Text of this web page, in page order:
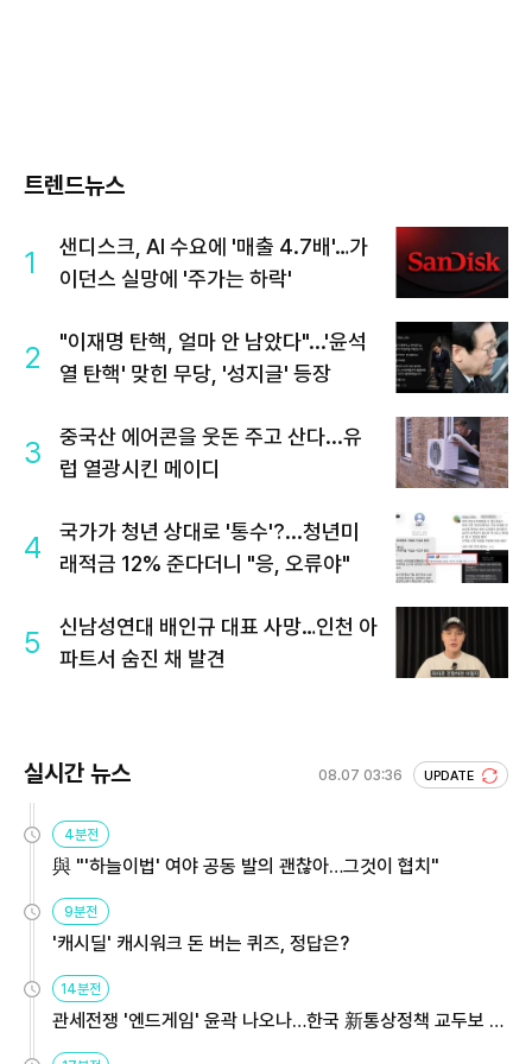
트렌드뉴스
1
샌디스크, AI 수요에 '매출 4.7배'…가
이던스 실망에 '주가는 하락'
2
"이재명 탄핵, 얼마 안 남았다"...'윤석
열 탄핵' 맞힌 무당, '성지글' 등장
3
중국산 에어콘을 웃돈 주고 산다...유
럽 열광시킨 메이디
4
국가가 청년 상대로 '통수'?...청년미
래적금 12% 준다더니 "응, 오류야"
5
신남성연대 배인규 대표 사망…인천 아
파트서 숨진 채 발견
실시간 뉴스 08.07 03:36 UPDATE
4분전
與 "'하늘이법' 여야 공동 발의 괜찮아…그것이 협치"
9분전
'캐시딜' 캐시워크 돈 버는 퀴즈, 정답은?
14분전
관세전쟁 '엔드게임' 윤곽 나오나…한국 新통상정책 교두보 활
용해야